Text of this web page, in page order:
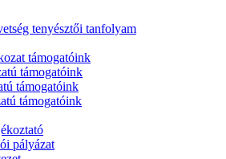
tenyésztői tanfolyam
támogatóink
támogatóink
támogatóink
támogatóink
pályázat